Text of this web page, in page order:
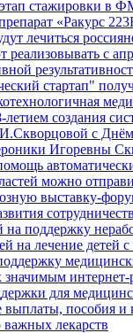
стажировки в
«Ракурс
лечиться
с
стартап"
создания
с Днём
Игоревны
можно
выставку-
поддержку
на лечение детей
интернет-
для
выплаты, пособия и
лекарств